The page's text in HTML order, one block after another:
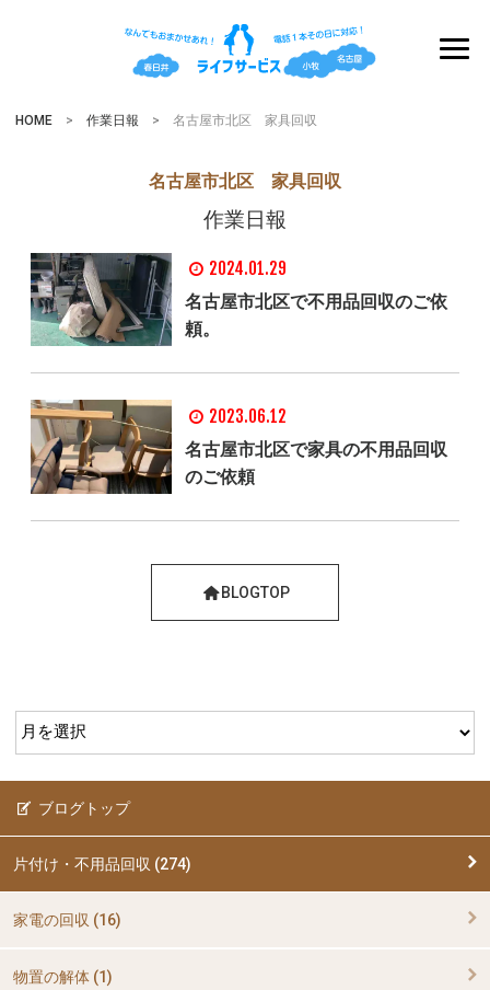
HOME > 作業日報 > 名古屋市北区 家具回収
名古屋市北区 家具回収
作業日報
2024.01.29
名古屋市北区で不用品回収のご依
頼。
2023.06.12
名古屋市北区で家具の不用品回収
のご依頼
BLOGTOP
ブログトップ
片付け・不用品回収 (274)
家電の回収 (16)
物置の解体 (1)